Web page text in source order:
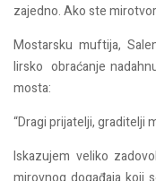
zajedno. Ako ste
Mostarsku muftija,
lirsko obraćanje
mosta:
“Dragi prijatelji, graditelji
Iskazujem veliko